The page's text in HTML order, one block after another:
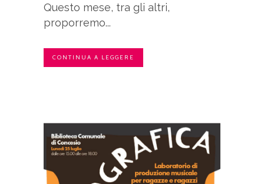
Questo mese, tra gli altri,
proporremo...
CONTINUA A LEGGERE